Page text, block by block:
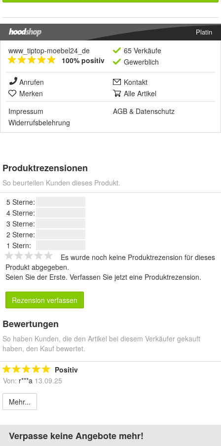
Platin
www_tiptop-moebel24_de
100% positiv
65 Verkäufe
Gewerblich
Anrufen
Kontakt
Merken
Alle Artikel
Impressum
AGB & Datenschutz
Widerrufsbelehrung
Produktrezensionen
So beurteilen Kunden dieses Produkt.
5 Sterne:
4 Sterne:
3 Sterne:
2 Sterne:
1 Stern:
Es wurde noch keine Produktrezension für dieses
Produkt abgegeben.
Seien Sie der Erste. Verfassen Sie jetzt eine Produktrezension.
Rezension verfassen
Bewertungen
So haben Kunden, die den Artikel bei diesem Verkäufer gekauft
haben, den Kauf bewertet.
Positiv
Von: r***a 13.09.25
Mehr...
Verpasse keine Angebote mehr!